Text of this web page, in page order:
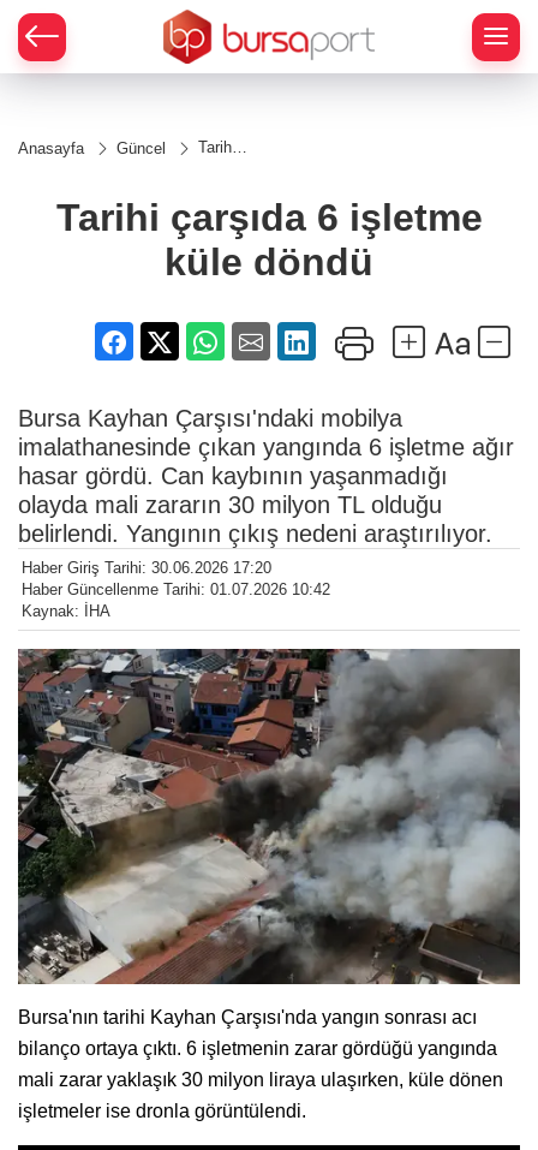
Anasayfa Güncel
Tarihi
küle
döndü
Tarihi çarşıda 6 işletme
küle döndü
Bursa Kayhan Çarşısı'ndaki mobilya
imalathanesinde çıkan yangında 6 işletme ağır
hasar gördü. Can kaybının yaşanmadığı
olayda mali zararın 30 milyon TL olduğu
belirlendi. Yangının çıkış nedeni araştırılıyor.
Haber Giriş Tarihi: 30.06.2026 17:20
Haber Güncellenme Tarihi: 01.07.2026 10:42
Kaynak: İHA
Bursa'nın tarihi Kayhan Çarşısı'nda yangın sonrası acı
bilanço ortaya çıktı. 6 işletmenin zarar gördüğü yangında
mali zarar yaklaşık 30 milyon liraya ulaşırken, küle dönen
işletmeler ise dronla görüntülendi.